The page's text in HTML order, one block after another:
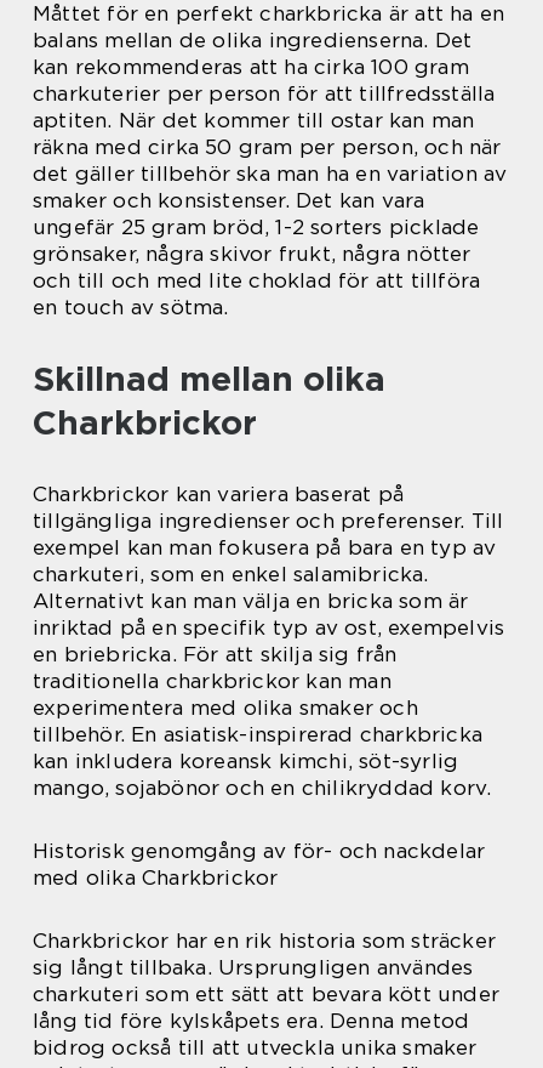
Måttet för en perfekt charkbricka är att ha en
balans mellan de olika ingredienserna. Det
kan rekommenderas att ha cirka 100 gram
charkuterier per person för att tillfredsställa
aptiten. När det kommer till ostar kan man
räkna med cirka 50 gram per person, och när
det gäller tillbehör ska man ha en variation av
smaker och konsistenser. Det kan vara
ungefär 25 gram bröd, 1-2 sorters picklade
grönsaker, några skivor frukt, några nötter
och till och med lite choklad för att tillföra
en touch av sötma.
Skillnad mellan olika
Charkbrickor
Charkbrickor kan variera baserat på
tillgängliga ingredienser och preferenser. Till
exempel kan man fokusera på bara en typ av
charkuteri, som en enkel salamibricka.
Alternativt kan man välja en bricka som är
inriktad på en specifik typ av ost, exempelvis
en briebricka. För att skilja sig från
traditionella charkbrickor kan man
experimentera med olika smaker och
tillbehör. En asiatisk-inspirerad charkbricka
kan inkludera koreansk kimchi, söt-syrlig
mango, sojabönor och en chilikryddad korv.
Historisk genomgång av för- och nackdelar
med olika Charkbrickor
Charkbrickor har en rik historia som sträcker
sig långt tillbaka. Ursprungligen användes
charkuteri som ett sätt att bevara kött under
lång tid före kylskåpets era. Denna metod
bidrog också till att utveckla unika smaker